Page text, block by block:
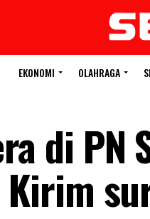
EKONOMI OLAHRAGA
di PN
Kirim